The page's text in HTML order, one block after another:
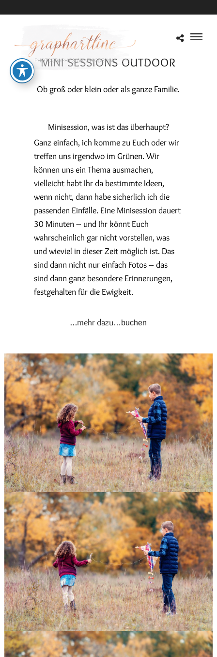
MINI SESSIONS OUTDOOR
Ob groß oder klein oder als ganze Familie.
Minisession, was ist das überhaupt?
Ganz einfach, ich komme zu Euch oder wir
treffen uns irgendwo im Grünen. Wir
können uns ein Thema ausmachen,
vielleicht habt Ihr da bestimmte Ideen,
wenn nicht, dann habe sicherlich ich die
passenden Einfälle. Eine Minisession dauert
30 Minuten – und Ihr könnt Euch
wahrscheinlich gar nicht vorstellen, was
und wieviel in dieser Zeit möglich ist. Das
sind dann nicht nur einfach Fotos – das
sind dann ganz besondere Erinnerungen,
festgehalten für die Ewigkeit.
…mehr dazu…buchen